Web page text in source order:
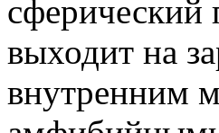
сферический
выходит на
внутренним